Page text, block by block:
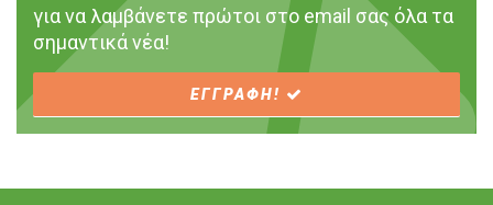
για να λαμβάνετε πρώτοι στο email σας όλα τα
σημαντικά νέα!
ΕΓΓΡΑΦΗ!